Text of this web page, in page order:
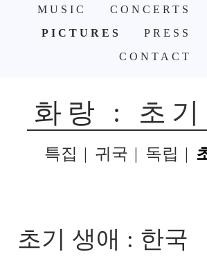
MUSIC CONCERTS
PICTURES
PRESS
CONTACT
화랑 : 초기
SUBMENU
특집 귀국 독립
초기 생애 : 한국